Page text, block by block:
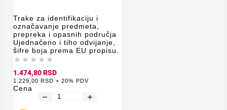
Trake za identifikaciju i
označavanje predmeta,
prepreka i opasnih područja
Ujednačeno i tiho odvijanje,
šifre boja prema EU propisu.
    
1.474,80 RSD
1.229,00 RSD + 20% PDV
Cena
remove add